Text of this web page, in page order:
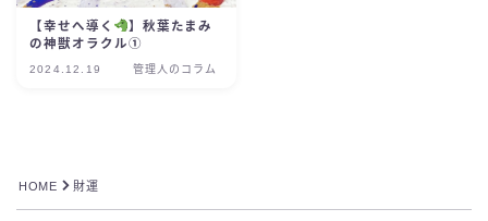
【幸せへ導く
】秋葉たまみ
の神獣オラクル①
2024.12.19 管理人のコラム
HOME 財運